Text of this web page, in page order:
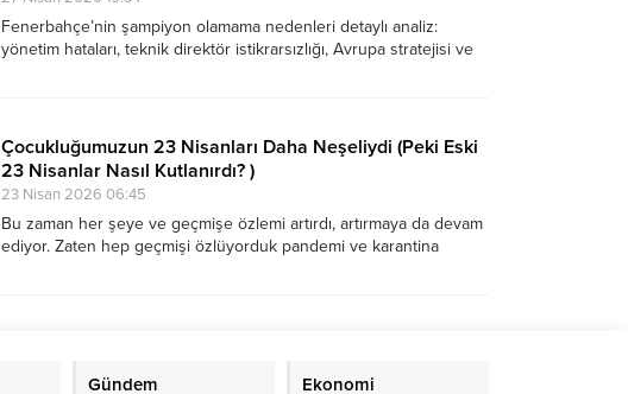
Fenerbahçe’nin şampiyon olamama nedenleri detaylı analiz:
yönetim hataları, teknik direktör istikrarsızlığı, Avrupa stratejisi ve
Çocukluğumuzun 23 Nisanları Daha Neşeliydi (Peki Eski
23 Nisanlar Nasıl Kutlanırdı? )
23 Nisan 2026 06:45
Bu zaman her şeye ve geçmişe özlemi artırdı, artırmaya da devam
ediyor. Zaten hep geçmişi özlüyorduk pandemi ve karantina
Gündem Ekonomi